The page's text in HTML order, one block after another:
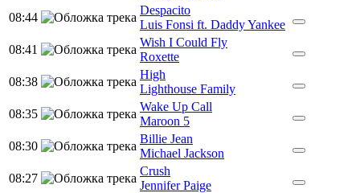
08:44
Despacito
Luis Fonsi ft. Daddy Yankee
08:41
Wish I Could Fly
Roxette
08:38
High
Lighthouse Family
08:35
Wake Up Call
Maroon 5
08:30
Billie Jean
Michael Jackson
08:27
Crush
Jennifer Paige